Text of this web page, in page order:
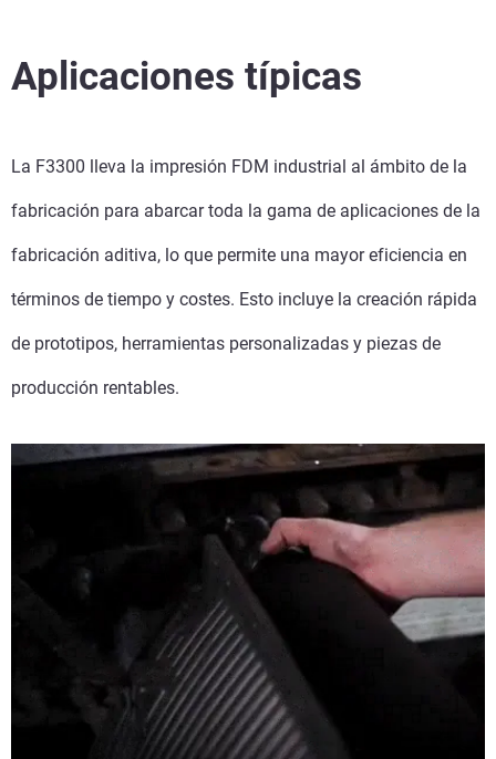
Aplicaciones típicas
La F3300 lleva la impresión FDM industrial al ámbito de la
fabricación para abarcar toda la gama de aplicaciones de la
fabricación aditiva, lo que permite una mayor eficiencia en
términos de tiempo y costes. Esto incluye la creación rápida
de prototipos, herramientas personalizadas y piezas de
producción rentables.